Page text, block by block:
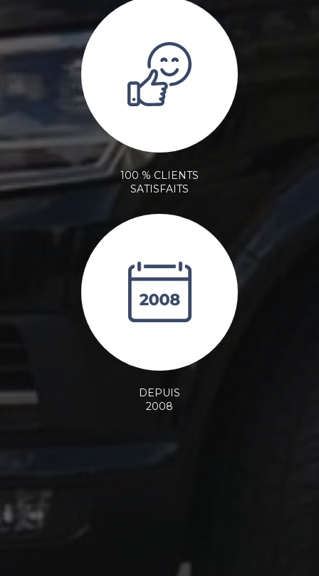
100 % CLIENTS
SATISFAITS
DEPUIS
2008